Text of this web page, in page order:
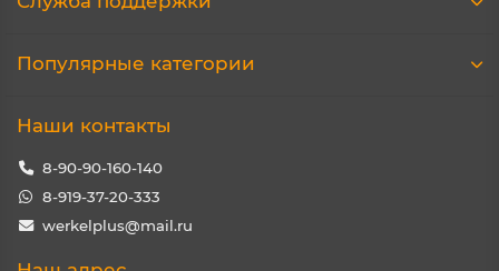
Популярные категории
Наши контакты
8-90-90-160-140
8-919-37-20-333
werkelplus@mail.ru